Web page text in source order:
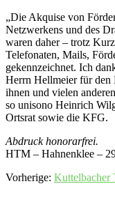
„Die Akquise von
Netzwerkens und des
waren daher – trotz
Telefonaten, Mails,
gekennzeichnet. Ich
Herrn Hellmeier für den
ihnen und vielen
so unisono Heinrich
Ortsrat sowie die KFG.
Abdruck honorarfrei.
HTM – Hahnenklee –
Vorherige: Kuttelbacher